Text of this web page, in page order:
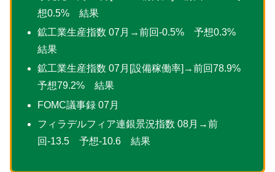
想0.5% 結果
鉱工業生産指数 07月→前回-0.5% 予想0.3%
結果
鉱工業生産指数 07月[設備稼働率]→前回78.9%
予想79.2% 結果
FOMC議事録 07月
フィラデルフィア連銀景況指数 08月→前
回-13.5 予想-10.6 結果